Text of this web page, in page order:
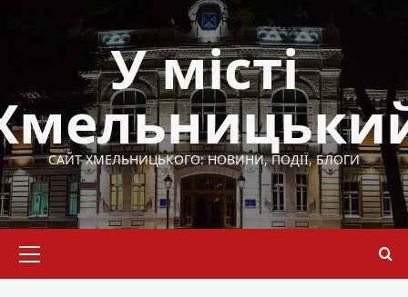
У місті
САЙТ ХМЕЛЬНИЦЬКОГО: НОВИНИ, ПОДІЇ, БЛОГИ
меню